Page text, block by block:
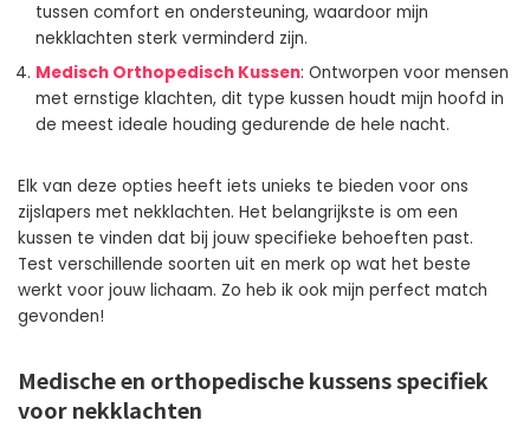
tussen comfort en ondersteuning, waardoor mijn
nekklachten sterk verminderd zijn.
Medisch Orthopedisch Kussen: Ontworpen voor mensen
met ernstige klachten, dit type kussen houdt mijn hoofd in
de meest ideale houding gedurende de hele nacht.
Elk van deze opties heeft iets unieks te bieden voor ons
zijslapers met nekklachten. Het belangrijkste is om een
kussen te vinden dat bij jouw specifieke behoeften past.
Test verschillende soorten uit en merk op wat het beste
werkt voor jouw lichaam. Zo heb ik ook mijn perfect match
gevonden!
Medische en orthopedische kussens specifiek
voor nekklachten